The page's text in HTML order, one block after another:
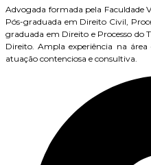
Advogada formada pela Faculdade
Pós-graduada em Direito Civil,
graduada em Direito e Processo do
Direito. Ampla experiência na
atuação contenciosa e consultiva.